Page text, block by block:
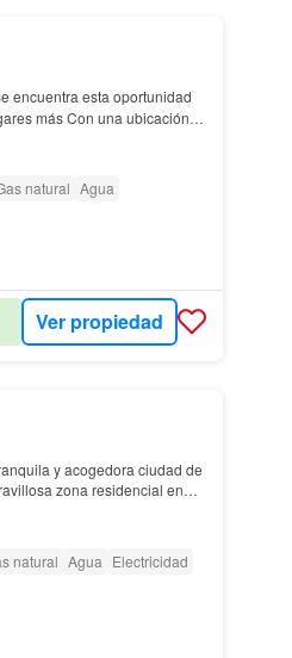
encuentra esta oportunidad
más Con una ubicación
natural Agua
Ver propiedad
y acogedora ciudad de
zona residencial en
natural Agua Electricidad